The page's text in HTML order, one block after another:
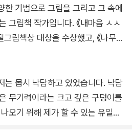
한 기법으로 그림을 그리고 그 속에
작가입니다. 《내마음 ㅅㅅ
림책상 대상을 수상했고, 《나무야
즈, 《빨간 점》 《나무야 나무야》
의 1024가지 학교 가는 길》 《이상한
달님》 《똥 도둑을 잡아라》 《사막
.
는 몹시 낙담하고 있었습니다. 낙담
무기력이라는 크고 깊은 구덩이를
오기 위해 제가 할 수 있는 유일한